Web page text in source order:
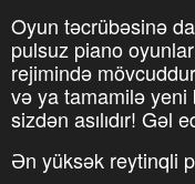
Oyun təcrübəsinə
pulsuz piano
rejimində
və ya tamamilə
sizdən asılıdır! Gəl
Ən yüksək reytinqli